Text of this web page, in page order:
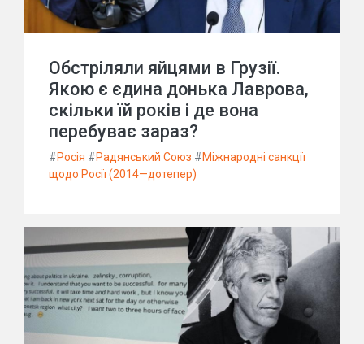
Обстріляли яйцями в Грузії.
Якою є єдина донька Лаврова,
скільки їй років і де вона
перебуває зараз?
#Росія #Радянський Союз #Міжнародні санкції
щодо Росії (2014—дотепер)